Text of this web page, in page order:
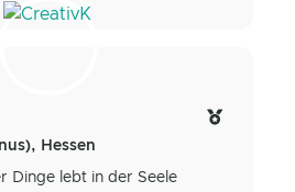
Hessen
Dinge lebt in der Seele